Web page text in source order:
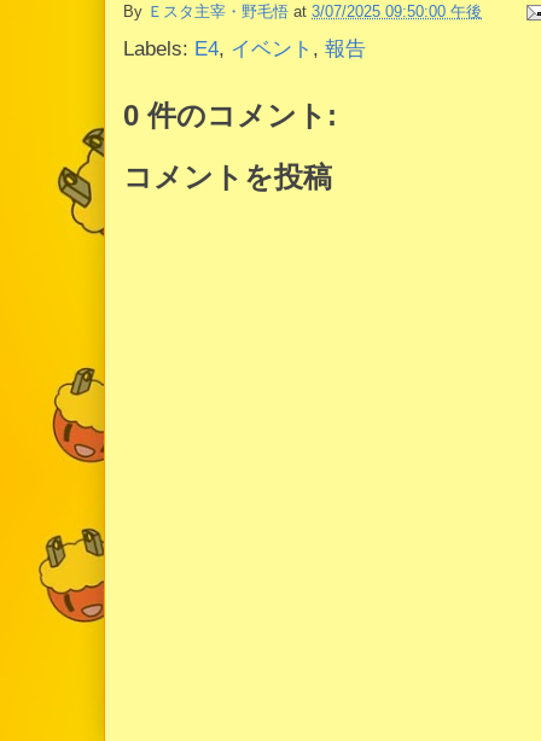
By Ｅスタ主宰・野毛悟 at 3/07/2025 09:50:00 午後
Labels: E4, イベント , 報告
0 件のコメント:
コメントを投稿